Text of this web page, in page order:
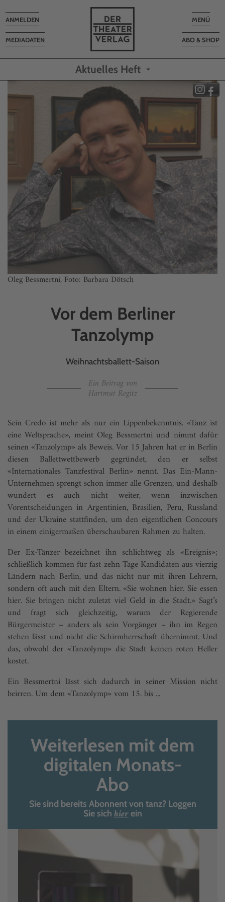
Toggle
MENÜ
ABO & SHOP
MEDIADATEN
Toggle
navigation
ANMELDEN
Aktuelles Heft
Oleg Bessmertni, Foto: Barbara Dötsch
Vor dem Berliner
Tanzolymp
Weihnachtsballett-Saison
Ein Beitrag von
Hartmut Regitz
Sein Credo ist mehr als nur ein Lippenbekenntnis. «Tanz ist
eine Weltsprache», meint Oleg Bessmertni und nimmt dafür
seinen «Tanzolymp» als Beweis. Vor 15 Jahren hat er in Berlin
diesen Ballettwettbewerb gegründet, den er selbst
«Internationales Tanzfes­tival Berlin» nennt. Das Ein-Mann-
Unternehmen sprengt schon immer alle Grenzen, und deshalb
wundert es auch nicht weiter, wenn inzwischen
Vorentscheidungen in Argentinien, Brasilien, Peru, Russland
und der Ukraine stattfinden, um den eigentlichen Concours
in einem einigermaßen überschaubaren Rahmen zu halten.
Der Ex-Tänzer bezeichnet ihn schlichtweg als «Ereignis»;
schließlich kommen für fast zehn Tage Kandidaten aus vierzig
Ländern nach Berlin, und das nicht nur mit ihren Lehrern,
sondern oft auch mit den Eltern. «Sie wohnen hier. Sie essen
hier. Sie bringen nicht zuletzt viel Geld in die Stadt.» Sagt’s
und fragt sich gleichzeitig, warum der Regierende
Bürgermeister – anders als sein Vorgänger – ihn im Regen
stehen lässt und nicht die Schirmherrschaft übernimmt. Und
das, obwohl der «Tanzolymp» die Stadt keinen roten Heller
kostet.
Ein Bessmertni lässt sich dadurch in seiner Mission nicht
beirren. Um dem «Tanzolymp» vom 15. bis ...
Weiterlesen mit dem
digitalen Monats-
Abo
Sie sind bereits Abonnent von tanz? Loggen
Sie sich hierein